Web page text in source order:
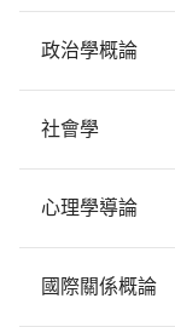
政治學概論
社會學
心理學導論
國際關係概論